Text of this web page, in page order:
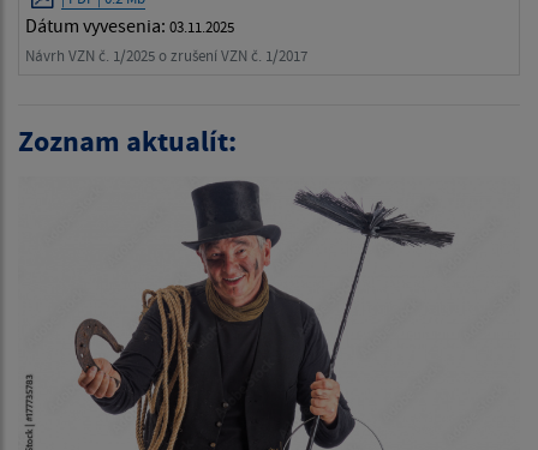
Dátum vyvesenia: 03.11.2025
Návrh VZN č. 1/2025 o zrušení VZN č. 1/2017
Zoznam aktualít: